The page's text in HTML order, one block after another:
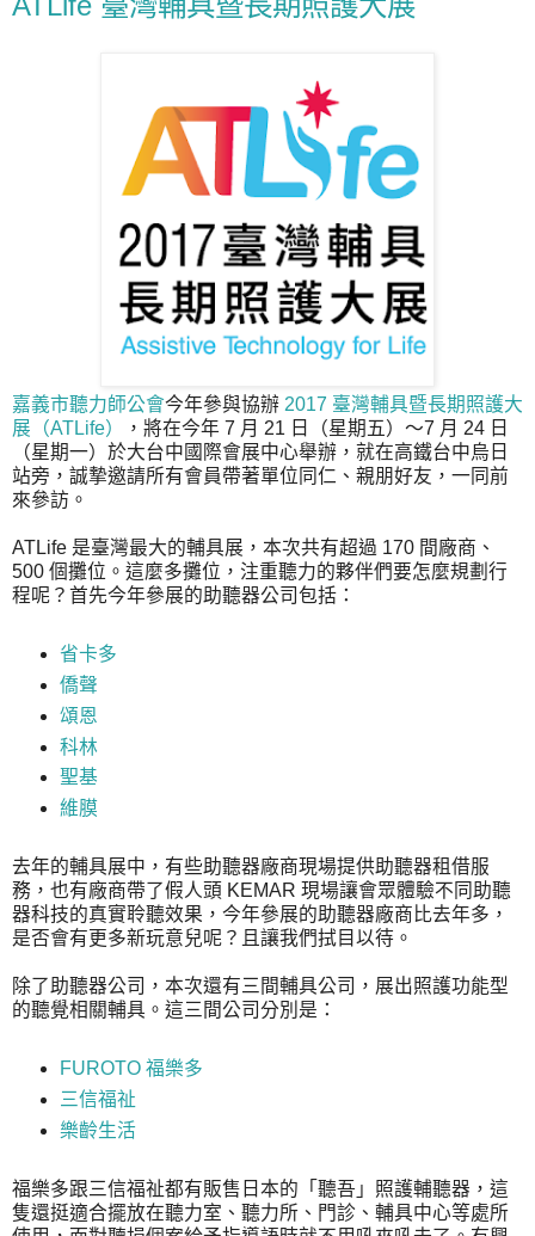
嘉義市聽力師公會今年參與協辦 2017 臺灣輔具暨長期照護大
展（ATLife）
，將在今年 7 月 21 日（星期五）～7 月 24 日
（星期一）於大台中國際會展中心舉辦，就在高鐵台中烏日
站旁，誠摯邀請所有會員帶著單位同仁、親朋好友，一同前
來參訪。
ATLife 是臺灣最大的輔具展，本次共有超過 170 間廠商、
500 個攤位。這麼多攤位，注重聽力的夥伴們要怎麼規劃行
程呢？首先今年參展的助聽器公司包括：
省卡多
僑聲
頌恩
科林
聖基
維膜
去年的輔具展中，有些助聽器廠商現場提供助聽器租借服
務，也有廠商帶了假人頭 KEMAR 現場讓會眾體驗不同助聽
器科技的真實聆聽效果，今年參展的助聽器廠商比去年多，
是否會有更多新玩意兒呢？且讓我們拭目以待。
除了助聽器公司，本次還有三間輔具公司，展出照護功能型
的聽覺相關輔具。這三間公司分別是：
FUROTO 福樂多
三信福祉
樂齡生活
福樂多跟三信福祉都有販售日本的「聽吾」照護輔聽器，這
隻還挺適合擺放在聽力室、聽力所、門診、輔具中心等處所